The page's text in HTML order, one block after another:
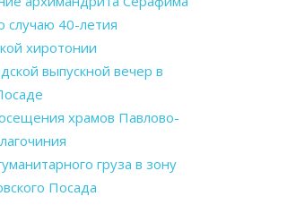
случаю 40-летия
хиротонии
выпускной вечер в
храмов Павлово-
груза в зону
Посада